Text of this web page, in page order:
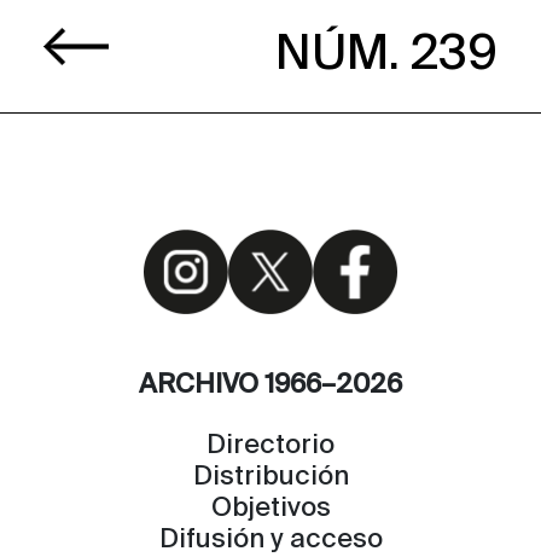
NÚM. 239
ARCHIVO 1966–2026
Directorio
Distribución
Objetivos
Difusión y acceso